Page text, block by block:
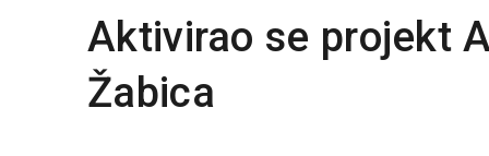
Aktivirao se projekt
Žabica